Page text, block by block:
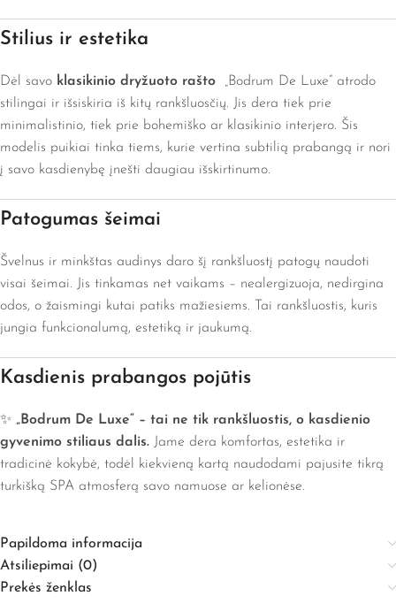
Stilius ir estetika
Dėl savo klasikinio dryžuoto rašto „Bodrum De Luxe“ atrodo
stilingai ir išsiskiria iš kitų rankšluosčių. Jis dera tiek prie
minimalistinio, tiek prie bohemiško ar klasikinio interjero. Šis
modelis puikiai tinka tiems, kurie vertina subtilią prabangą ir nori
į savo kasdienybę įnešti daugiau išskirtinumo.
Patogumas šeimai
Švelnus ir minkštas audinys daro šį rankšluostį patogų naudoti
visai šeimai. Jis tinkamas net vaikams – nealergizuoja, nedirgina
odos, o žaismingi kutai patiks mažiesiems. Tai rankšluostis, kuris
jungia funkcionalumą, estetiką ir jaukumą.
Kasdienis prabangos pojūtis
✨ „Bodrum De Luxe“ – tai ne tik rankšluostis, o kasdienio
gyvenimo stiliaus dalis. Jame dera komfortas, estetika ir
tradicinė kokybė, todėl kiekvieną kartą naudodami pajusite tikrą
turkišką SPA atmosferą savo namuose ar kelionėse.
Papildoma informacija
Atsiliepimai (0)
Prekės ženklas